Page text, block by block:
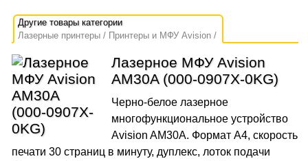
Лазерные принтеры Принтеры и МФУ Avision
Лазерное МФУ Avision
AM30A (000-0907X-0KG)
Черно-белое лазерное
многофункциональное устройство
Avision AM30A. Формат A4, скорость
печати 30 страниц в минуту, дуплекс, лоток подачи